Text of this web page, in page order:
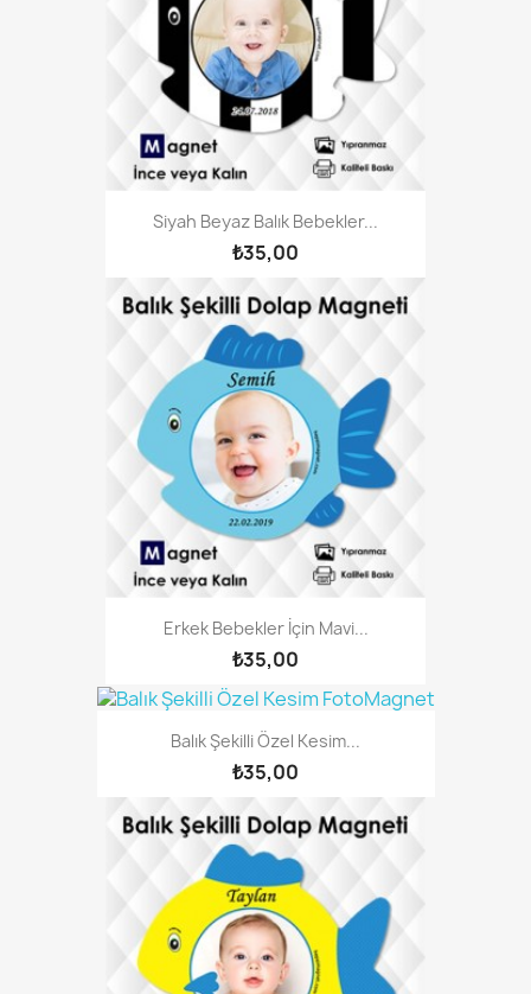
Siyah Beyaz Balık Bebekler...
₺35,00
Erkek Bebekler İçin Mavi...
₺35,00
Balık Şekilli Özel Kesim...
₺35,00